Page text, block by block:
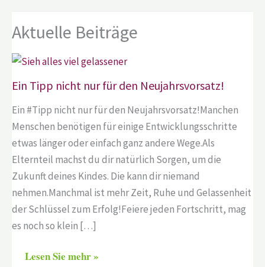
Aktuelle Beiträge
Ein Tipp nicht nur für den Neujahrsvorsatz!
Ein #Tipp nicht nur für den Neujahrsvorsatz!Manchen
Menschen benötigen für einige Entwicklungsschritte
etwas länger oder einfach ganz andere Wege.Als
Elternteil machst du dir natürlich Sorgen, um die
Zukunft deines Kindes. Die kann dir niemand
nehmen.Manchmal ist mehr Zeit, Ruhe und Gelassenheit
der Schlüssel zum Erfolg!Feiere jeden Fortschritt, mag
es noch so klein […]
Lesen Sie mehr »